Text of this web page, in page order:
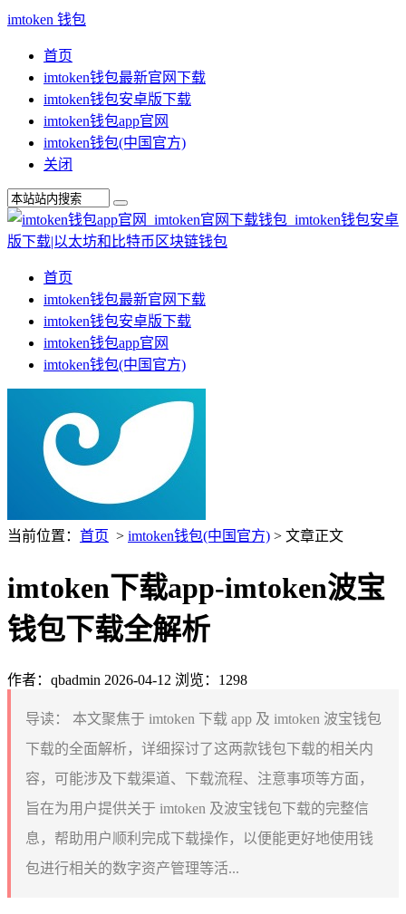
imtoken 钱包
首页
imtoken钱包最新官网下载
imtoken钱包安卓版下载
imtoken钱包app官网
imtoken钱包(中国官方)
关闭
首页
imtoken钱包最新官网下载
imtoken钱包安卓版下载
imtoken钱包app官网
imtoken钱包(中国官方)
当前位置： 首页 > imtoken钱包(中国官方) > 文章正文
imtoken下载app-imtoken波宝
钱包下载全解析
作者：qbadmin 2026-04-12 浏览：1298
导读：
本文聚焦于 imtoken 下载 app 及 imtoken 波宝钱包
下载的全面解析，详细探讨了这两款钱包下载的相关内
容，可能涉及下载渠道、下载流程、注意事项等方面，
旨在为用户提供关于 imtoken 及波宝钱包下载的完整信
息，帮助用户顺利完成下载操作，以便能更好地使用钱
包进行相关的数字资产管理等活...